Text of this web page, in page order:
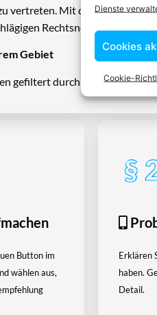
Dienste
Cookies
Cookie-
vertreten. Mit diesem Wissen
Rechtsnormen vertraut.
Gebiet
gefiltert durch das
Button im
wählen aus,
Erklären
haben.
Detail.